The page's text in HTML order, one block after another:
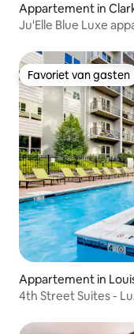
Appartement in
Ju'Elle Blue Luxe
Favoriet van gasten
Favoriet van gasten
Appartement in
4th Street Suites -